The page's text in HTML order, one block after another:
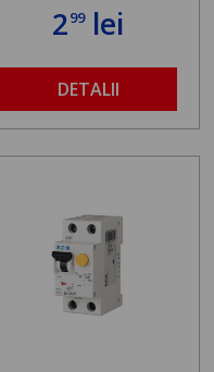
299lei
DETALII